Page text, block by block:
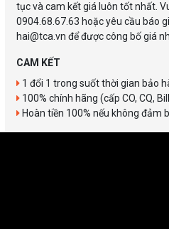
tục và cam kết giá luôn tốt nhất.
0904.68.67.63 hoặc yêu cầu báo
hai@tca.vn để được công bố giá
CAM KẾT
1 đổi 1 trong suốt thời gian bảo
100% chính hãng (cấp CO, CQ,
Hoàn tiền 100% nếu không đảm